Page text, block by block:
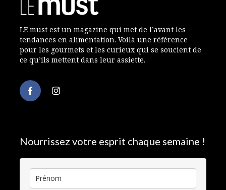
LE must est un magazine qui met de l’avant les
tendances en alimentation. Voilà une référence
pour les gourmets et les curieux qui se soucient de
ce qu’ils mettent dans leur assiette.
Nourrissez votre esprit chaque semaine !